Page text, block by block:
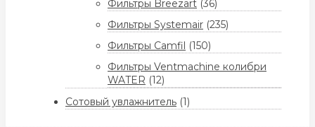
Фильтры Breezart (36)
Фильтры Systemair (235)
Фильтры Camfil (150)
Фильтры Ventmachine колибри
WATER (12)
Сотовый увлажнитель (1)